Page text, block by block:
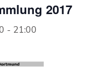
2017
- 21:00